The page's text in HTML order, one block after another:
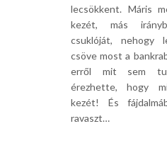
lecsökkent. Máris
kezét, más
csuklóját, nehogy
csöve most a
erről mit sem
érezhette, hogy
kezét! És
ravaszt…